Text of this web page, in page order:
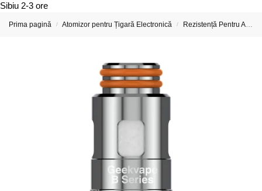
Sibiu 2-3 ore
Prima pagină / Atomizor pentru Țigară Electronică / Rezistență Pentru Atomizor De Țigară Electronică